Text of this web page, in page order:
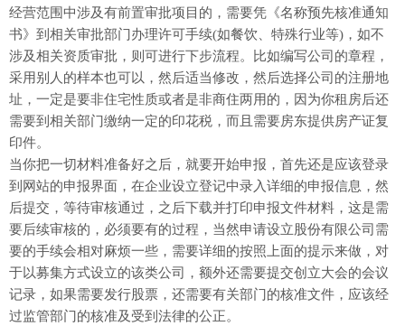
经营范围中涉及有前置审批项目的，需要凭《名称预先核准通知
书》到相关审批部门办理许可手续(如餐饮、特殊行业等)，如不
涉及相关资质审批，则可进行下步流程。比如编写公司的章程，
采用别人的样本也可以，然后适当修改，然后选择公司的注册地
址，一定是要非住宅性质或者是非商住两用的，因为你租房后还
需要到相关部门缴纳一定的印花税，而且需要房东提供房产证复
印件。
当你把一切材料准备好之后，就要开始申报，首先还是应该登录
到网站的申报界面，在企业设立登记中录入详细的申报信息，然
后提交，等待审核通过，之后下载并打印申报文件材料，这是需
要后续审核的，必须要有的过程，当然申请设立股份有限公司需
要的手续会相对麻烦一些，需要详细的按照上面的提示来做，对
于以募集方式设立的该类公司，额外还需要提交创立大会的会议
记录，如果需要发行股票，还需要有关部门的核准文件，应该经
过监管部门的核准及受到法律的公正。